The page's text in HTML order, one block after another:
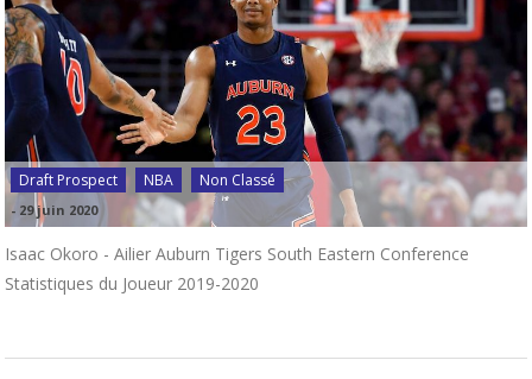
Draft Prospect NBA Non Classé
- 29 juin 2020
Isaac Okoro - Ailier Auburn Tigers South Eastern Conference
Statistiques du Joueur 2019-2020